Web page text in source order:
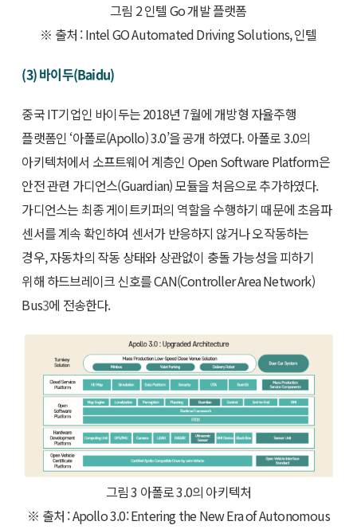
그림 2 인텔 Go 개발 플랫폼
※ 출처 : Intel GO Automated Driving Solutions, 인텔
(3) 바이두(Baidu)
중국 IT기업인 바이두는 2018년 7월에 개방형 자율주행
플랫폼인 ‘아폴로(Apollo) 3.0’을 공개 하였다. 아폴로 3.0의
아키텍처에서 소프트웨어 계층인 Open Software Platform은
안전 관련 가디언스(Guardian) 모듈을 처음으로 추가하였다.
가디언스는 최종 게이트키퍼의 역할을 수행하기 때문에 초음파
센서를 계속 확인하여 센서가 반응하지 않거나 오작동하는
경우, 자동차의 작동 상태와 상관없이 충돌 가능성을 피하기
위해 하드브레이크 신호를 CAN(Controller Area Network)
Bus3에 전송한다.
그림 3 아폴로 3.0의 아키텍처
※ 출처 : Apollo 3.0: Entering the New Era of Autonomous